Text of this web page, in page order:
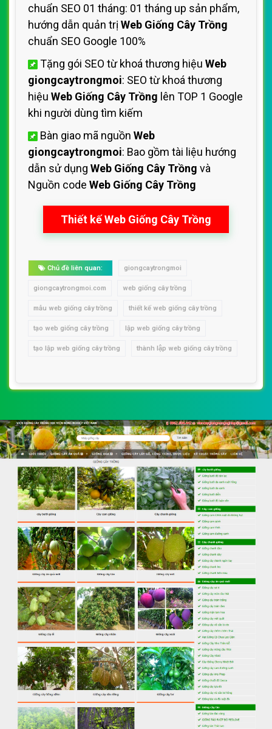
chuẩn SEO 01 tháng: 01 tháng up sản phẩm,
hướng dẫn quản trị Web Giống Cây Trồng
chuẩn SEO Google 100%
Tặng gói SEO từ khoá thương hiệu Web
giongcaytrongmoi: SEO từ khoá thương
hiệu Web Giống Cây Trồng lên TOP 1 Google
khi người dùng tìm kiếm
Bàn giao mã nguồn Web
giongcaytrongmoi: Bao gồm tài liệu hướng
dẫn sử dụng Web Giống Cây Trồng và
Nguồn code Web Giống Cây Trồng
Thiết kế Web Giống Cây Trồng
Chủ đề liên quan: giongcaytrongmoi
giongcaytrongmoi.com web giống cây trồng
mẫu web giống cây trồng thiết kế web giống cây trồng
tạo web giống cây trồng lập web giống cây trồng
tạo lập web giống cây trồng thành lập web giống cây trồng